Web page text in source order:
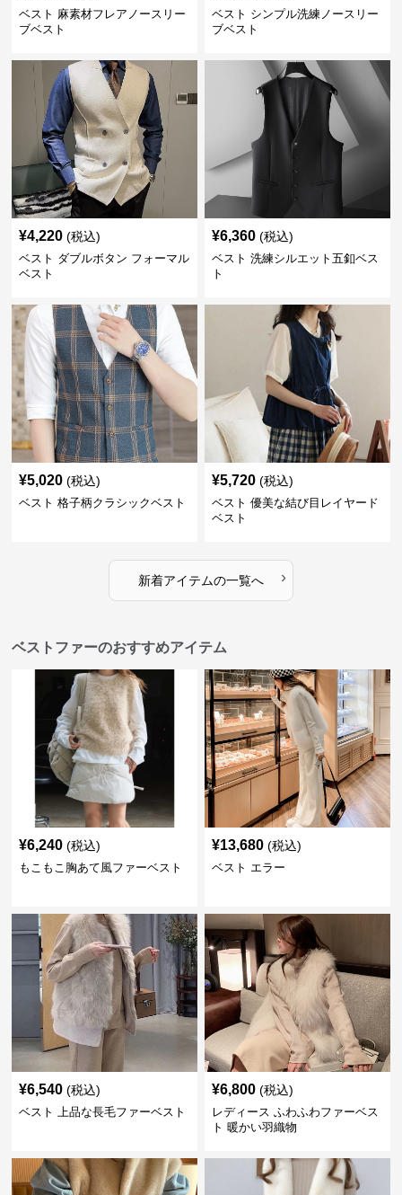
ベスト 麻素材フレアノースリー
ブベスト
ベスト シンプル洗練ノースリー
ブベスト
¥4,220 (税込)
ベスト ダブルボタン フォーマル
ベスト
¥6,360 (税込)
ベスト 洗練シルエット五釦ベス
ト
¥5,020 (税込)
ベスト 格子柄クラシックベスト
¥5,720 (税込)
ベスト 優美な結び目レイヤード
ベスト
新着アイテムの一覧へ ›
ベストファーのおすすめアイテム
¥6,240 (税込)
もこもこ胸あて風ファーベスト
¥13,680 (税込)
ベスト エラー
¥6,540 (税込)
ベスト 上品な長毛ファーベスト
¥6,800 (税込)
レディース ふわふわファーベス
ト 暖かい羽織物